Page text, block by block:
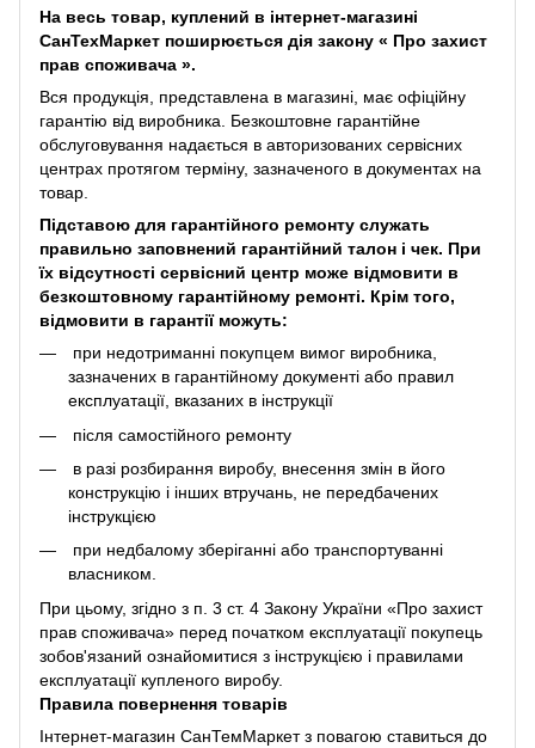
На весь товар, куплений в інтернет-магазині
СанТехМаркет поширюється дія закону « Про захист
прав споживача ».
Вся продукція, представлена ​​в магазині, має офіційну
гарантію від виробника. Безкоштовне гарантійне
обслуговування надається в авторизованих сервісних
центрах протягом терміну, зазначеного в документах на
товар.
Підставою для гарантійного ремонту служать
правильно заповнений гарантійний талон і чек. При
їх відсутності сервісний центр може відмовити в
безкоштовному гарантійному ремонті. Крім того,
відмовити в гарантії можуть:
при недотриманні покупцем вимог виробника,
зазначених в гарантійному документі або правил
експлуатації, вказаних в інструкції
після самостійного ремонту
в разі розбирання виробу, внесення змін в його
конструкцію і інших втручань, не передбачених
інструкцією
при недбалому зберіганні або транспортуванні
власником.
При цьому, згідно з п. 3 ст. 4 Закону України «Про захист
прав споживача» перед початком експлуатації покупець
зобов'язаний ознайомитися з інструкцією і правилами
експлуатації купленого виробу.
Правила повернення товарів
Інтернет-магазин СанТемМаркет з повагою ставиться до